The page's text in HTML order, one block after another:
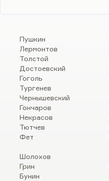
Пушкин
Лермонтов
Толстой
Достоевский
Гоголь
Тургенев
Чернышевский
Гончаров
Некрасов
Тютчев
Фет
Шолохов
Грин
Бунин